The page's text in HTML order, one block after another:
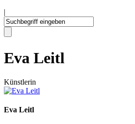
|
Eva Leitl
Künstlerin
Eva Leitl